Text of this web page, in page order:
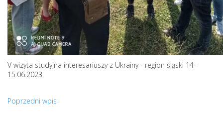
V wizyta studyjna interesariuszy z Ukrainy - region śląski 14-
15.06.2023
Poprzedni wpis